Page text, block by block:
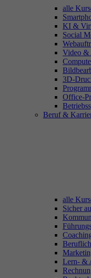
alle
KI &
Social
Video &
3D-
Office-
Beruf &
alle
Sicher
Lern- &